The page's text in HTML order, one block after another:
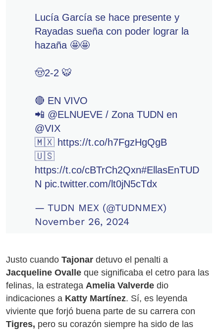
Lucía García se hace presente y
Rayadas sueña con poder lograr la
hazaña 🤩🤩
🤠2-2 🐯
🔴 EN VIVO
📲 @ELNUEVE / Zona TUDN en
@VIX
🇲🇽 https://t.co/h7FgzHgQgB
🇺🇸
https://t.co/cBTrCh2Qxn#EllasEnTUD
N pic.twitter.com/lt0jN5cTdx
— TUDN MEX (@TUDNMEX)
November 26, 2024
Justo cuando Tajonar detuvo el penalti a
Jacqueline Ovalle que significaba el cetro para las
felinas, la estratega Amelia Valverde dio
indicaciones a Katty Martínez. Sí, es leyenda
viviente que forjó buena parte de su carrera con
Tigres, pero su corazón siempre ha sido de las